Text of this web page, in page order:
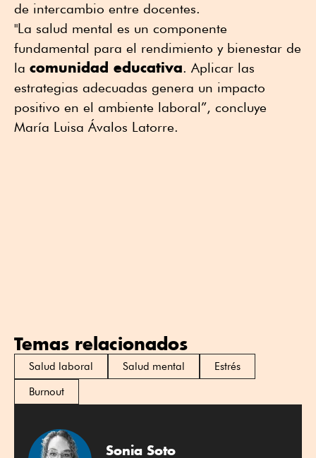
de intercambio entre docentes.
"La salud mental es un componente
fundamental para el rendimiento y bienestar de
la comunidad educativa. Aplicar las
estrategias adecuadas genera un impacto
positivo en el ambiente laboral”, concluye
María Luisa Ávalos Latorre.
Temas relacionados
Salud laboral Salud mental
Estrés
Burnout
Sonia Soto